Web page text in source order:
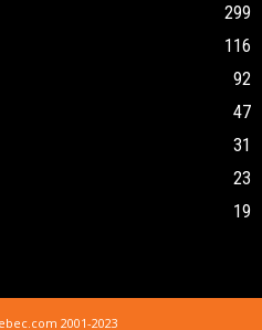
299
116
92
47
31
23
19
2001-2023